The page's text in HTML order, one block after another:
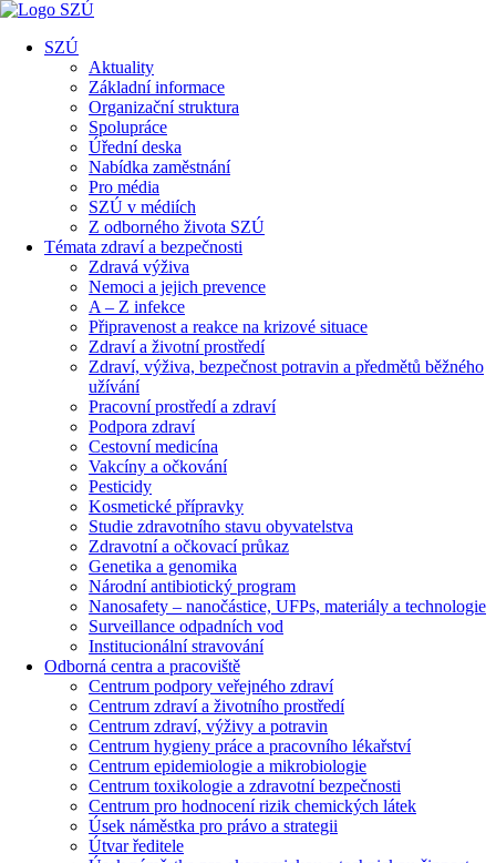
SZÚ
Aktuality
Základní informace
Organizační struktura
Spolupráce
Úřední deska
Nabídka zaměstnání
Pro média
SZÚ v médiích
Z odborného života SZÚ
Témata zdraví a bezpečnosti
Zdravá výživa
Nemoci a jejich prevence
A – Z infekce
Připravenost a reakce na krizové situace
Zdraví a životní prostředí
Zdraví, výživa, bezpečnost potravin a předmětů běžného
užívání
Pracovní prostředí a zdraví
Podpora zdraví
Cestovní medicína
Vakcíny a očkování
Pesticidy
Kosmetické přípravky
Studie zdravotního stavu obyvatelstva
Zdravotní a očkovací průkaz
Genetika a genomika
Národní antibiotický program
Nanosafety – nanočástice, UFPs, materiály a technologie
Surveillance odpadních vod
Institucionální stravování
Odborná centra a pracoviště
Centrum podpory veřejného zdraví
Centrum zdraví a životního prostředí
Centrum zdraví, výživy a potravin
Centrum hygieny práce a pracovního lékařství
Centrum epidemiologie a mikrobiologie
Centrum toxikologie a zdravotní bezpečnosti
Centrum pro hodnocení rizik chemických látek
Úsek náměstka pro právo a strategii
Útvar ředitele